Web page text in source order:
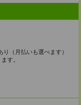
（月払いも選べます）
す。